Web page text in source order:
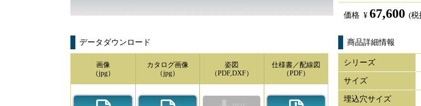
価格 ¥ 67,600 (税
データダウンロード
画像
（jpg）
カタログ画像
（jpg）
姿図
（PDF,DXF）
仕様書／配線図
（PDF）
商品詳細情報
シリーズ
サイズ
埋込穴サイズ